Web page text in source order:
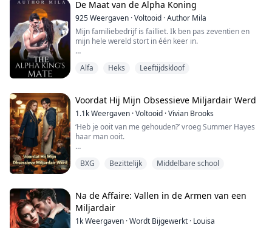
gezien, zou mijn leven voorgoed ku...
De Maat van de Alpha Koning
925Weergaven ·Voltooid ·Author Mila
Mijn familiebedrijf is failliet. Ik ben pas zeventien en
mijn hele wereld stort in één keer in.
mijn beste vriendin. Het deed ontzettend veel pijn en ik
Maar geen van beiden voelde zich schuldig over hun
daden. In plaats daarvan hadden ...
Alfa Heks Leeftijdskloof
Voordat Hij Mijn Obsessieve Miljardair Werd
1.1kWeergaven ·Voltooid ·Vivian Brooks
‘Heb je ooit van me gehouden?’ vroeg Summer Hayes
haar man ooit.
en een stilte scherp genoeg om te verwonden. De
miljardairsjongen die ze op de middelbare school had
genegeerd, liet haar er eindelijk voor boeten.
BXG Bezittelijk Middelbare school
Na de Affaire: Vallen in de Armen van een
Miljardair
1kWeergaven ·Wordt Bijgewerkt · Louisa